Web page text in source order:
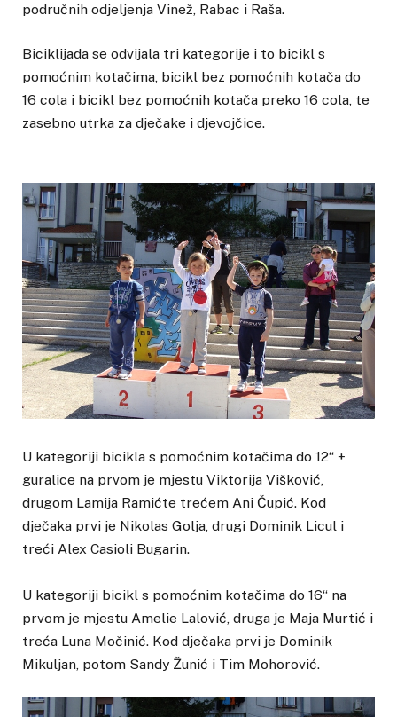
područnih odjeljenja Vinež, Rabac i Raša.
Biciklijada se odvijala tri kategorije i to bicikl s
pomoćnim kotačima, bicikl bez pomoćnih kotača do
16 cola i bicikl bez pomoćnih kotača preko 16 cola, te
zasebno utrka za dječake i djevojčice.
U kategoriji bicikla s pomoćnim kotačima do 12“ +
guralice na prvom je mjestu Viktorija Višković,
drugom Lamija Ramićte trećem Ani Čupić. Kod
dječaka prvi je Nikolas Golja, drugi Dominik Licul i
treći Alex Casioli Bugarin.
U kategoriji bicikl s pomoćnim kotačima do 16“ na
prvom je mjestu Amelie Lalović, druga je Maja Murtić i
treća Luna Močinić. Kod dječaka prvi je Dominik
Mikuljan, potom Sandy Žunić i Tim Mohorović.